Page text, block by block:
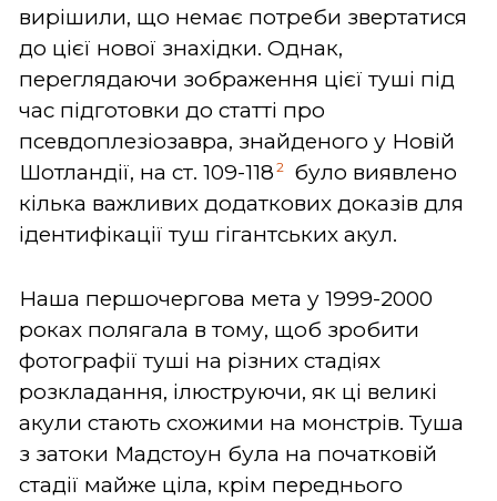
вирішили, що немає потреби звертатися
до цієї нової знахідки. Однак,
переглядаючи зображення цієї туші під
час підготовки до статті про
псевдоплезіозавра, знайденого у Новій
Шотландії, на ст. 109-118 2
було виявлено
кілька важливих додаткових доказів для
ідентифікації туш гігантських акул.
Наша першочергова мета у 1999-2000
роках полягала в тому, щоб зробити
фотографії туші на різних стадіях
розкладання, ілюструючи, як ці великі
акули стають схожими на монстрів. Туша
з затоки Мадстоун була на початковій
стадії майже ціла, крім переднього